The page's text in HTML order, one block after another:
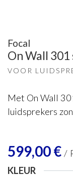
Focal
On Wall 301
VOOR
Met On Wall
luidsprekers
599,00€ /
KLEUR